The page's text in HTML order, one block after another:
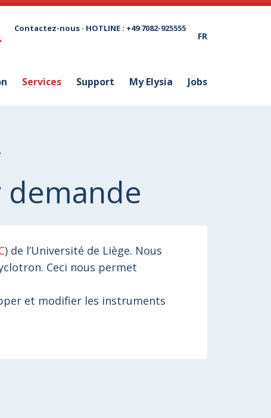
Contactez-nous- HOTLINE : +49 7082-925555
FR
Services Support My Elysia Jobs
) de l’Université de Liège. Nous
Ceci nous permet
et modifier les instruments